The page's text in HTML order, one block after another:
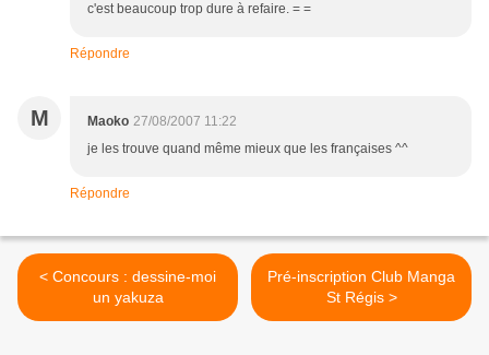
c'est beaucoup trop dure à refaire. = =
Répondre
M Maoko 27/08/2007 11:22
je les trouve quand même mieux que les françaises ^^
Répondre
< Concours : dessine-moi
un yakuza
Pré-inscription Club Manga
St Régis >